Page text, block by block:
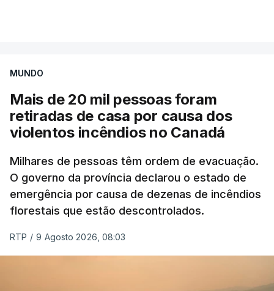
MUNDO
Mais de 20 mil pessoas foram
retiradas de casa por causa dos
violentos incêndios no Canadá
Milhares de pessoas têm ordem de evacuação.
O governo da província declarou o estado de
emergência por causa de dezenas de incêndios
florestais que estão descontrolados.
RTP / 9 Agosto 2026, 08:03